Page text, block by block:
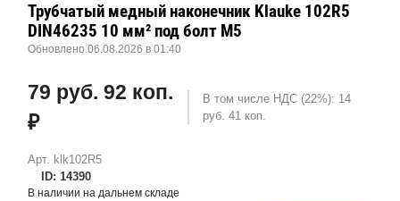
Арт. klk102R5
ID: 14390
Трубчатый медный наконечник Klauke 102R5
DIN46235 10 мм² под болт М5
Обновлено 06.08.2026 в 01:40
79 руб. 92 коп.
₽
В том числе НДС (22%): 14
руб. 41 коп.
В наличии на дальнем складе